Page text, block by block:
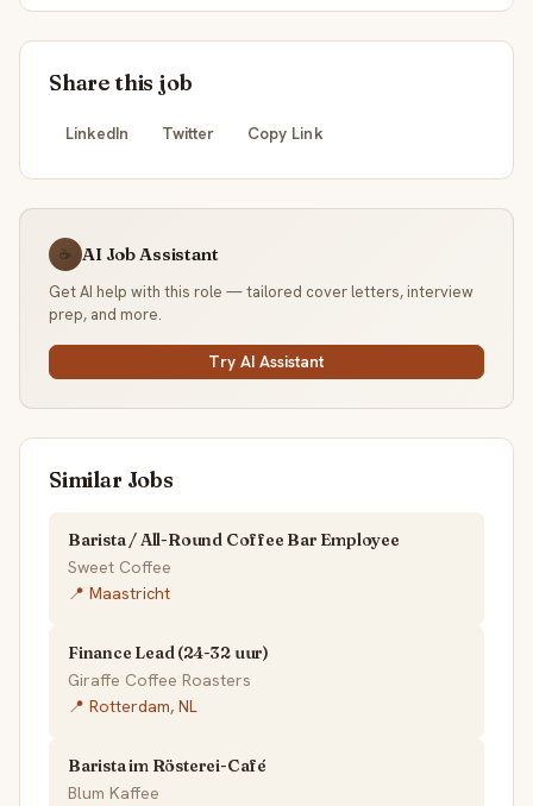
Share this job
LinkedIn Twitter Copy Link
☕ AI Job Assistant
Get AI help with this role — tailored cover letters, interview
prep, and more.
Try AI Assistant
Similar Jobs
Barista / All-Round Coffee Bar Employee
Sweet Coffee
📍 Maastricht
Finance Lead (24-32 uur)
Giraffe Coffee Roasters
📍 Rotterdam, NL
Barista im Rösterei-Café
Blum Kaffee